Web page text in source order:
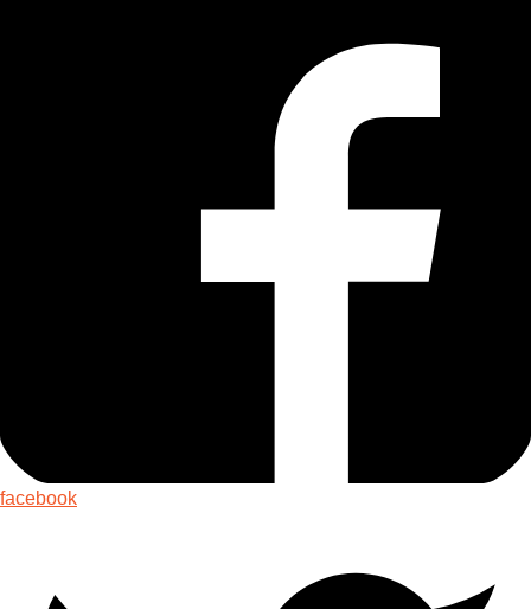
facebook